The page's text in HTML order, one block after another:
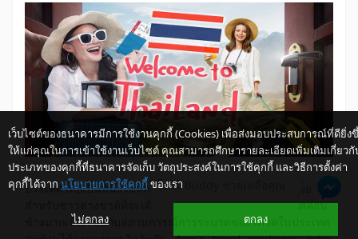
​ประเทศไทยเป็นหนึ่งในหลายๆ ประเทศ ที่มีการผ่อนคลายเงื่อนไข
สำหรับชาวต่างชาติที่จะเดินทางเข้ามาท่องเที่ยวในประเทศค่อน
ข้างมากเมื่อเทียบกับสถานการณ์การระบาดของโควิดในประเทศ
เว็บไซต์ของธนาคารมีการใช้งานคุกกี้ (Cookies) เพื่อส่งมอบประสบการณ์ที่ดียิ่ง
ให้แก่คุณในการเข้าใช้งานเว็บไซต์ คุณสามารถศึกษารายละเอียดเพิ่มเติมเกี่ยวกั
ประเภทของคุกกี้ที่ธนาคารจัดเก็บ วัตถุประสงค์ในการใช้คุกกี้ และวิธีการตั้งค่า
คุกกี้ได้จาก นโยบายการใช้คุกกี้ ของเรา
ไม่ตกลง ตกลง
ให้ K-Buddy ช่วยเหลือคุณ